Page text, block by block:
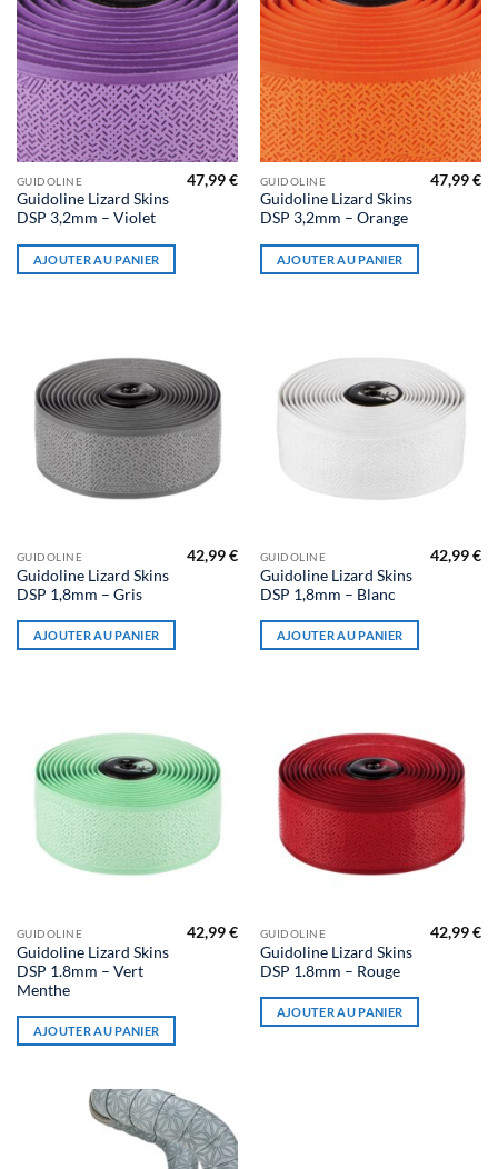
GUIDOLINE
Guidoline Lizard Skins
DSP 3,2mm – Violet
47,99€
AJOUTER AU PANIER
GUIDOLINE
Guidoline Lizard Skins
DSP 3,2mm – Orange
47,99€
AJOUTER AU PANIER
GUIDOLINE
Guidoline Lizard Skins
DSP 1,8mm – Gris
42,99€
AJOUTER AU PANIER
GUIDOLINE
Guidoline Lizard Skins
DSP 1,8mm – Blanc
42,99€
AJOUTER AU PANIER
GUIDOLINE
Guidoline Lizard Skins
DSP 1.8mm – Vert
Menthe
42,99€
AJOUTER AU PANIER
GUIDOLINE
Guidoline Lizard Skins
DSP 1.8mm – Rouge
42,99€
AJOUTER AU PANIER